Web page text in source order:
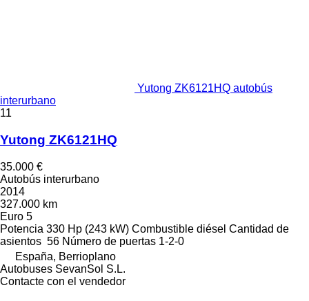
Yutong ZK6121HQ autobús
interurbano
11
Yutong ZK6121HQ
35.000 €
Autobús interurbano
2014
327.000 km
Euro 5
Potencia 330 Hp (243 kW) Combustible diésel Cantidad de
asientos 56 Número de puertas 1-2-0
España, Berrioplano
Autobuses SevanSol S.L.
Contacte con el vendedor